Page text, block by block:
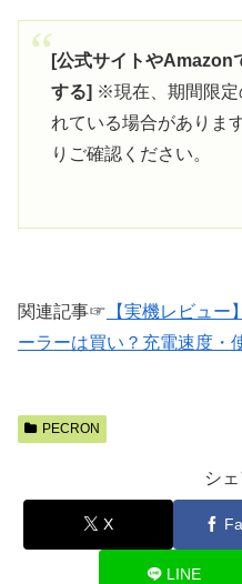
[公式サイトやAmazon
する] ※現在、期間限定
れている場合がありま
りご確認ください。
関連記事☞ 【実機レビュ
ーラーは買い？充電速度・
PECRON
シ
X
LINE